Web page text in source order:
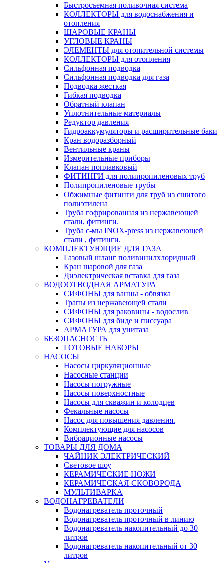
Быстросъемная поливочная система
КОЛЛЕКТОРЫ для водоснабжения и
отопления
ШАРОВЫЕ КРАНЫ
УГЛОВЫЕ КРАНЫ
ЭЛЕМЕНТЫ для отопительной системы
КОЛЛЕКТОРЫ для отопления
Сильфонная подводка
Cильфонная подводка для газа
Подводка жесткая
Гибкая подводка
Обратный клапан
Уплотнительные материалы
Редуктор давления
Гидроаккумуляторы и расширительные баки
Кран водоразборный
Вентильные краны
Измерительные приборы
Клапан поплавковый
ФИТИНГИ для полипропиленовых труб
Полипропиленовые трубы
Обжимные фитинги для труб из сшитого
полиэтилена
Труба гофрированная из нержавеющей
стали, фитинги.
Труба с-мы INOX-press из нержавеющей
стали , фитинги.
КОМПЛЕКТУЮЩИЕ ДЛЯ ГАЗА
Газовый шланг поливинилхлоридный
Кран шаровой для газа
Диэлектрическая вставка для газа
ВОДООТВОДНАЯ АРМАТУРА
СИФОНЫ для ванны - обвязка
Трапы из нержавеющей стали
СИФОНЫ для раковины - водослив
СИФОНЫ для биде и писсуара
АРМАТУРА для унитаза
БЕЗОПАСНОСТЬ
ГОТОВЫЕ НАБОРЫ
НАСОСЫ
Насосы циркуляционные
Насосные станции
Насосы погружные
Насосы поверхностные
Насосы для скважин и колодцев
Фекальные насосы
Насос для повышения давления.
Комплектующие для насосов
Вибрационные насосы
ТОВАРЫ ДЛЯ ДОМА
ЧАЙНИК ЭЛЕКТРИЧЕСКИЙ
Световое шоу
КЕРАМИЧЕСКИЕ НОЖИ
КЕРАМИЧЕСКАЯ СКОВОРОДА
МУЛЬТИВАРКА
ВОДОНАГРЕВАТЕЛИ
Водонагреватель проточный
Водонагреватель проточный в линию
Водонагреватель накопительный до 30
литров
Водонагреватель накопительный от 30
литров